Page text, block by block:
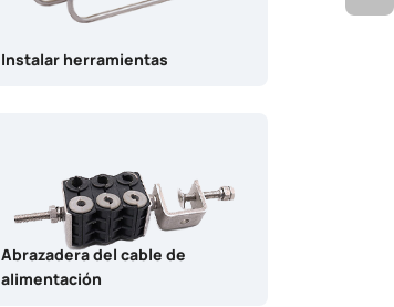
Instalar herramientas
Abrazadera del cable de
alimentación